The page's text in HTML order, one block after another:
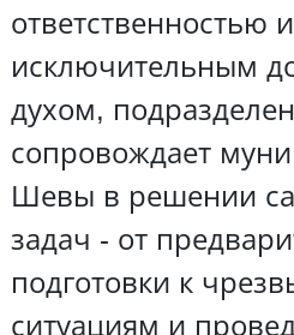
ответственностью и
исключительным
духом,
сопровождает
Шевы в решении
задач - от
подготовки к
ситуациям и